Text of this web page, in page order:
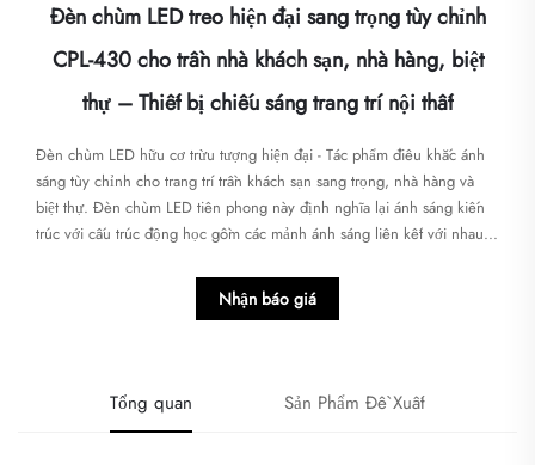
Đèn chùm LED treo hiện đại sang trọng tùy chỉnh
CPL-430 cho trần nhà khách sạn, nhà hàng, biệt
thự – Thiết bị chiếu sáng trang trí nội thất
Đèn chùm LED hữu cơ trừu tượng hiện đại - Tác phẩm điêu khắc ánh
sáng tùy chỉnh cho trang trí trần khách sạn sang trọng, nhà hàng và
biệt thự. Đèn chùm LED tiên phong này định nghĩa lại ánh sáng kiến
trúc với cấu trúc động học gồm các mảnh ánh sáng liên kết với nhau...
Nhận báo giá
Tổng quan Sản Phẩm Đề Xuất